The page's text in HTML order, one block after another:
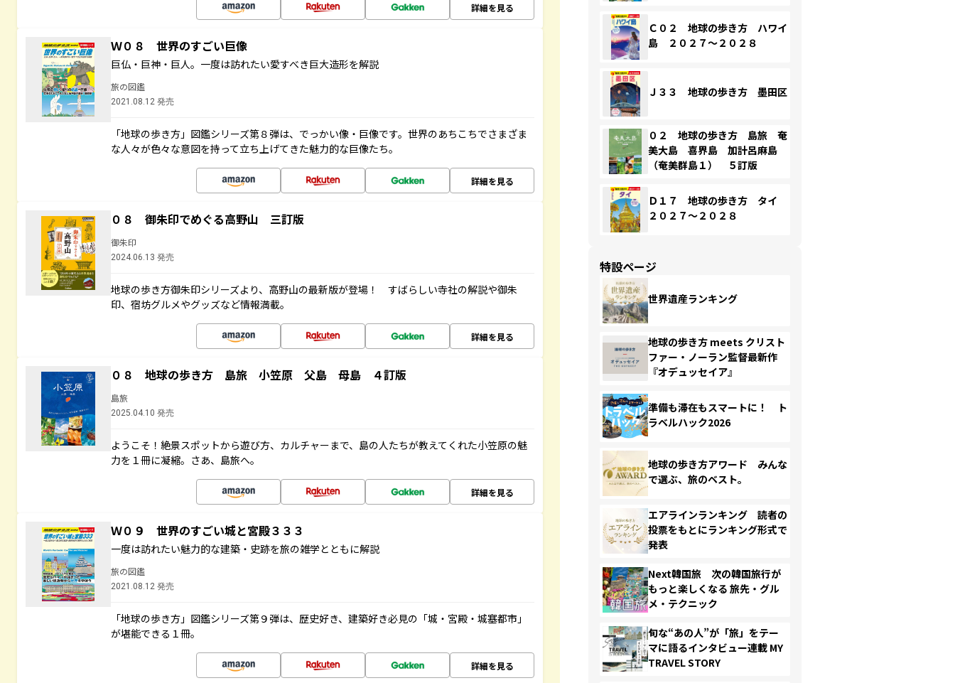
詳細を見る
Ｗ０８ 世界のすごい巨像
巨仏・巨神・巨人。一度は訪れたい愛すべき巨大造形を解説
旅の図鑑
2021.08.12 発売
「地球の歩き方」図鑑シリーズ第８弾は、でっかい像・巨像です。世界のあちこちでさまざま
な人々が色々な意図を持って立ち上げてきた魅力的な巨像たち。
詳細を見る
０８ 御朱印でめぐる高野山 三訂版
御朱印
2024.06.13 発売
地球の歩き方御朱印シリーズより、高野山の最新版が登場！ すばらしい寺社の解説や御朱
印、宿坊グルメやグッズなど情報満載。
詳細を見る
０８ 地球の歩き方 島旅 小笠原 父島 母島 ４訂版
島旅
2025.04.10 発売
ようこそ！絶景スポットから遊び方、カルチャーまで、島の人たちが教えてくれた小笠原の魅
力を１冊に凝縮。さあ、島旅へ。
詳細を見る
Ｗ０９ 世界のすごい城と宮殿３３３
一度は訪れたい魅力的な建築・史跡を旅の雑学とともに解説
旅の図鑑
2021.08.12 発売
「地球の歩き方」図鑑シリーズ第９弾は、歴史好き、建築好き必見の「城・宮殿・城塞都市」
が堪能できる１冊。
詳細を見る
Ｃ０２ 地球の歩き方 ハワイ
島 ２０２７～２０２８
Ｊ３３ 地球の歩き方 墨田区
０２ 地球の歩き方 島旅 奄
美大島 喜界島 加計呂麻島
（奄美群島１） ５訂版
Ｄ１７ 地球の歩き方 タイ
２０２７～２０２８
特設ページ
世界遺産ランキング
地球の歩き方 meets クリスト
ファー・ノーラン監督最新作
『オデュッセイア』
準備も滞在もスマートに！ ト
ラベルハック2026
地球の歩き方アワード みんな
で選ぶ、旅のベスト。
エアラインランキング 読者の
投票をもとにランキング形式で
発表
Next韓国旅 次の韓国旅行が
もっと楽しくなる 旅先・グル
メ・テクニック
旬な“あの人”が「旅」をテー
マに語るインタビュー連載 MY
TRAVEL STORY